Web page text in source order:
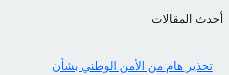
أحدث المقالات
تحذير هام من الأمن الوطني بشأن